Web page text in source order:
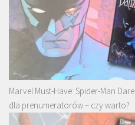
Marvel Must-Have: Spider-Man
dla prenumeratorów – czy warto?